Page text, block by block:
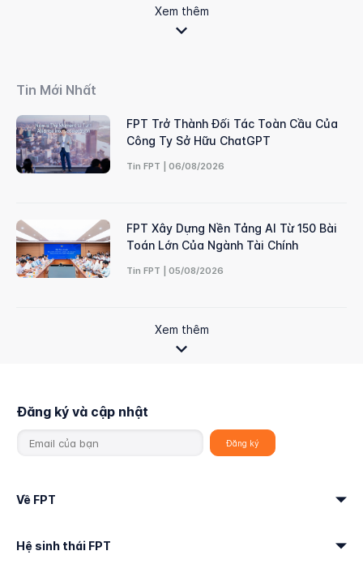
Xem thêm
Tin Mới Nhất
FPT Trở Thành Đối Tác Toàn Cầu Của
Công Ty Sở Hữu ChatGPT
Tin FPT | 06/08/2026
FPT Xây Dựng Nền Tảng AI Từ 150 Bài
Toán Lớn Của Ngành Tài Chính
Tin FPT | 05/08/2026
Xem thêm
Đăng ký và cập nhật
Về FPT
Hệ sinh thái FPT